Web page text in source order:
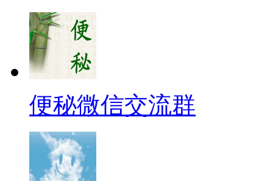
便秘微信交流群